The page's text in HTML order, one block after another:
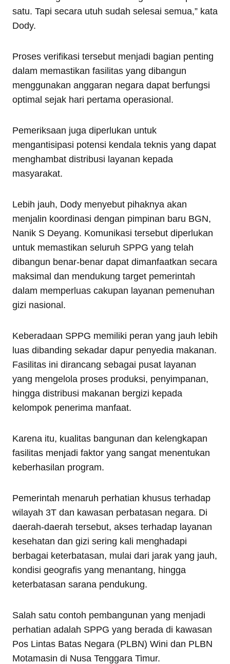
satu. Tapi secara utuh sudah selesai semua,” kata
Dody.
Proses verifikasi tersebut menjadi bagian penting
dalam memastikan fasilitas yang dibangun
menggunakan anggaran negara dapat berfungsi
optimal sejak hari pertama operasional.
Pemeriksaan juga diperlukan untuk
mengantisipasi potensi kendala teknis yang dapat
menghambat distribusi layanan kepada
masyarakat.
Lebih jauh, Dody menyebut pihaknya akan
menjalin koordinasi dengan pimpinan baru BGN,
Nanik S Deyang. Komunikasi tersebut diperlukan
untuk memastikan seluruh SPPG yang telah
dibangun benar-benar dapat dimanfaatkan secara
maksimal dan mendukung target pemerintah
dalam memperluas cakupan layanan pemenuhan
gizi nasional.
Keberadaan SPPG memiliki peran yang jauh lebih
luas dibanding sekadar dapur penyedia makanan.
Fasilitas ini dirancang sebagai pusat layanan
yang mengelola proses produksi, penyimpanan,
hingga distribusi makanan bergizi kepada
kelompok penerima manfaat.
Karena itu, kualitas bangunan dan kelengkapan
fasilitas menjadi faktor yang sangat menentukan
keberhasilan program.
Pemerintah menaruh perhatian khusus terhadap
wilayah 3T dan kawasan perbatasan negara. Di
daerah-daerah tersebut, akses terhadap layanan
kesehatan dan gizi sering kali menghadapi
berbagai keterbatasan, mulai dari jarak yang jauh,
kondisi geografis yang menantang, hingga
keterbatasan sarana pendukung.
Salah satu contoh pembangunan yang menjadi
perhatian adalah SPPG yang berada di kawasan
Pos Lintas Batas Negara (PLBN) Wini dan PLBN
Motamasin di Nusa Tenggara Timur.